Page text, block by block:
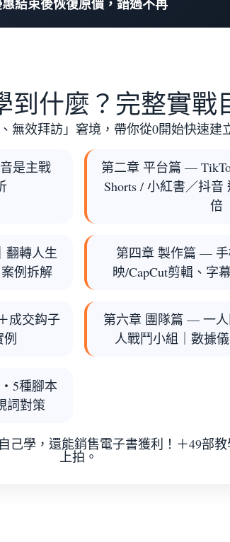
到什麼？完整實戰
無效拜訪」窘境，帶你從0開始快速建
是主戰
第二章 平台篇—
Shorts / 小紅書／抖
倍
轉人生
例拆解
第四章 製作篇— 手
映/CapCut剪輯、字
成交鈎子
例
第六章 團隊篇— 一人
人戰鬥小組｜數據
5種腳本
詞對策
己學，還能銷售電子書獲利！＋49部
上拍。